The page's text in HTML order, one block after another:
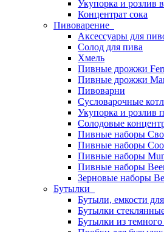
Укупорка и розлив
Концентрат сока
Пивоварение
Аксессуары для
Солод для пива
Хмель
Пивные дрожжи
Пивные дрожжи
Пивоварни
Сусловарочные
Укупорка и розлив
Солодовые
Пивные наборы
Пивные наборы
Пивные наборы
Пивные наборы
Зерновые наборы
Бутылки
Бутыли, емкости
Бутылки
Бутылки из темного